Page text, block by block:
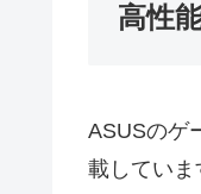
高性
ASUSのゲ
載してい